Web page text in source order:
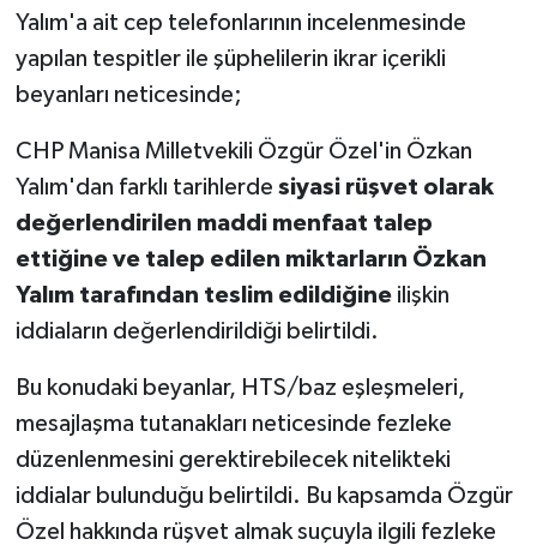
Yalım'a ait cep telefonlarının incelenmesinde
yapılan tespitler ile şüphelilerin ikrar içerikli
beyanları neticesinde;
CHP Manisa Milletvekili Özgür Özel'in Özkan
Yalım'dan farklı tarihlerde siyasi rüşvet olarak
değerlendirilen maddi menfaat talep
ettiğine ve talep edilen miktarların Özkan
Yalım tarafından teslim edildiğineilişkin
iddiaların değerlendirildiği belirtildi.
Bu konudaki beyanlar, HTS/baz eşleşmeleri,
mesajlaşma tutanakları neticesinde fezleke
düzenlenmesini gerektirebilecek nitelikteki
iddialar bulunduğu belirtildi. Bu kapsamda Özgür
Özel hakkında rüşvet almak suçuyla ilgili fezleke